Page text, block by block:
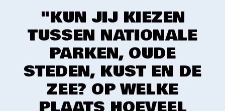
"KUN JIJ KIEZEN
TUSSEN NATIONALE
PARKEN, OUDE
STEDEN, KUST EN DE
ZEE? OP WELKE